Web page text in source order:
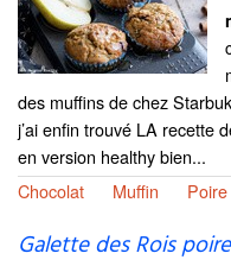
des muffins de chez
j’ai enfin trouvé LA recette
en version healthy bien...
Chocolat
Muffin Poire
Galette des Rois